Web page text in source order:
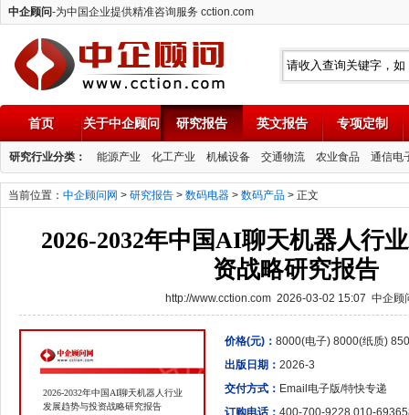
中企顾问-为中国企业提供精准咨询服务 cction.com
中企顾问
首页 关于中企顾问 研究报告 英文报告 专项定制
研究行业分类： 能源产业 化工产业 机械设备 交通物流 农业食品 通信电
当前位置： 中企顾问网 > 研究报告 > 数码电器 > 数码产品 > 正文
2026-2032年中国AI聊天机器人行
资战略研究报告
http://www.cction.com 2026-03-02 15:07 中企顾
2026-2032年中国AI聊天机器人行业
发展趋势与投资战略研究报告
价格(元)： 8000(电子) 8000(纸质)
出版日期： 2026-3
交付方式： Email电子版/特快专递
订购电话： 400-700-9228 010-